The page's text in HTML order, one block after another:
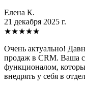
Елена К.
21 декабря 2025 г.
★★★★★
Очень актуально!
продаж в CRM. Ваша
функционалом,
внедрять у себя в